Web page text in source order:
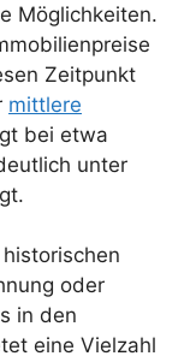
Möglichkeiten.
Zeitpunkt
mittlere
bei etwa
unter
oder
in den
eine Vielzahl